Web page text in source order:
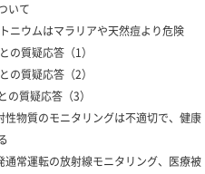
いて
ウムはマラリアや天然痘より危険
質疑応答（1）
質疑応答（2）
の質疑応答（3）
物質のモニタリングは不適切で、健康
常運転の放射線モニタリング、医療被